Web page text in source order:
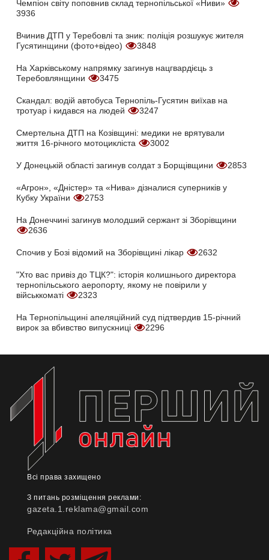
Чемпіон світу поповнив склад тернопільської «Ниви»
3936
Вчинив ДТП у Теребовлі та зник: поліція розшукує жителя
Гусятинщини (фото+відео)
3848
На Харківському напрямку загинув нацгвардієць з
Теребовлянщини
3475
Скандал: водій автобуса Тернопіль-Гусятин виїхав на
тротуар і кидався на людей
3247
Смертельна ДТП на Козівщині: медики не врятували
життя 16-річного мотоцикліста
3002
У Донецькій області загинув солдат з Борщівщини 2853
«Агрон», «Дністер» та «Нива» дізналися суперників у
Кубку України
2753
На Донеччині загинув молодший сержант зі Зборівщини
2636
Спочив у Бозі відомий на Зборівщині лікар 2632
"Хто вас привіз до ТЦК?": історія колишнього директора
тернопільського аеропорту, якому не повірили у
військкоматі
2323
На Тернопільщині апеляційний суд підтвердив 15-річний
вирок за вбивство випускниці
2296
Всі права захищено
З питань розміщення реклами:
gazeta.1.reklama@gmail.com
Редакційна політика